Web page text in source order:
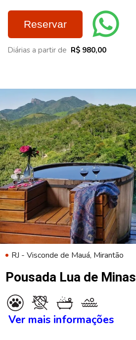
Reservar
Diárias a partir de R$ 980,00
RJ - Visconde de Mauá, Mirantão
Pousada Lua de Minas
Ver mais informações